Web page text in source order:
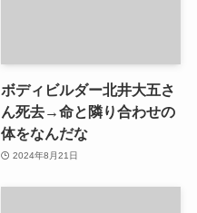
ボディビルダー北井大五さ
ん死去→命と隣り合わせの
体をなんだな
2024年8月21日